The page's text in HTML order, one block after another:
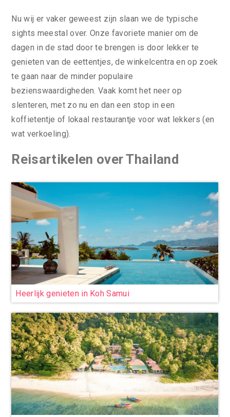
Nu wij er vaker geweest zijn slaan we de typische
sights meestal over. Onze favoriete manier om de
dagen in de stad door te brengen is door lekker te
genieten van de eettentjes, de winkelcentra en op zoek
te gaan naar de minder populaire
bezienswaardigheden. Vaak komt het neer op
slenteren, met zo nu en dan een stop in een
koffietentje of lokaal restaurantje voor wat lekkers (en
wat verkoeling).
Reisartikelen over Thailand
Heerlijk genieten in Koh Samui